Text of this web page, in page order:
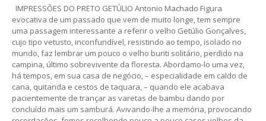
IMPRESSÕES DO PRETO GETÚLIO Antonio Machado Figura
evocativa de um passado que vem de muito longe, tem sempre
uma passagem interessante a referir o velho Getúlio Gonçalves,
cujo tipo vetusto, inconfundível, resistindo ao tempo, isolado no
mundo, faz lembrar um pouco o velho buriti solitário, perdido na
campina, último sobrevivente da floresta. Abordamo-lo uma vez,
há tempos, em sua casa de negócio, – especialidade em caldo de
cana, quitanda e cestos de taquara, – quando ele acabava
pacientemente de trançar as varetas de bambu dando por
concluído mais um samburá. Avivando-lhe a memória, provocando